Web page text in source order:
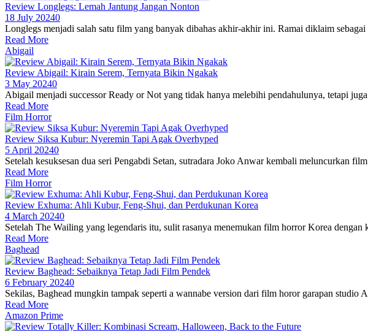
Review Longlegs: Lemah Jantung Jangan Nonton
18 July 20240
Longlegs menjadi salah satu film yang banyak dibahas akhir-akhir ini. Ramai diklaim sebagai
Read More
Abigail
Review Abigail: Kirain Serem, Ternyata Bikin Ngakak
3 May 20240
Abigail menjadi successor Ready or Not yang tidak hanya melebihi pendahulunya, tetapi
Read More
Film Horror
Review Siksa Kubur: Nyeremin Tapi Agak Overhyped
5 April 20240
Setelah kesuksesan dua seri Pengabdi Setan, sutradara Joko Anwar kembali meluncurkan
Read More
Film Horror
Review Exhuma: Ahli Kubur, Feng-Shui, dan Perdukunan Korea
4 March 20240
Setelah The Wailing yang legendaris itu, sulit rasanya menemukan film horror Korea dengan
Read More
Baghead
Review Baghead: Sebaiknya Tetap Jadi Film Pendek
6 February 20240
Sekilas, Baghead mungkin tampak seperti a wannabe version dari film horor garapan studio
Read More
Amazon Prime